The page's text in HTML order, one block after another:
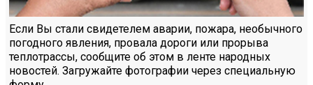
Если Вы стали свидетелем аварии, пожара, необычного
погодного явления, провала дороги или прорыва
теплотрассы, сообщите об этом в ленте народных
новостей. Загружайте фотографии через специальную